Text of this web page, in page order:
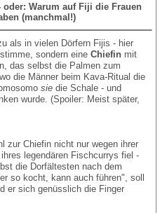
Warum auf Fiji die Frauen
(manchmal!)
als in vielen Dörfern Fijis - hier
sondern eine Chiefin mit
das selbst die Palmen zum
die Männer beim Kava-Ritual die
sie die Schale - und
wurde. (Spoiler: Meist später,
zur Chiefin nicht nur wegen ihrer
legendären Fischcurrys fiel -
die Dorfältesten nach dem
so kocht, kann auch führen", soll
er sich genüsslich die Finger